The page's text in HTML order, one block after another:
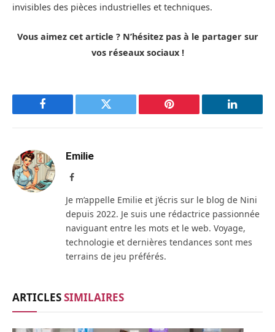
invisibles des pièces industrielles et techniques.
Vous aimez cet article ? N’hésitez pas à le partager sur
vos réseaux sociaux !
Facebook Twitter Pinterest LinkedIn
Emilie
Facebook
Je m’appelle Emilie et j’écris sur le blog de Nini
depuis 2022. Je suis une rédactrice passionnée
naviguant entre les mots et le web. Voyage,
technologie et dernières tendances sont mes
terrains de jeu préférés.
ARTICLESSIMILAIRES